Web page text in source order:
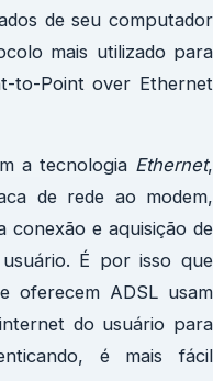
de seu computador
mais utilizado para
to-Point over Ethernet
a tecnologia Ethernet,
de rede ao modem,
conexão e aquisição de
É por isso que
oferecem ADSL usam
do usuário para
é mais fácil